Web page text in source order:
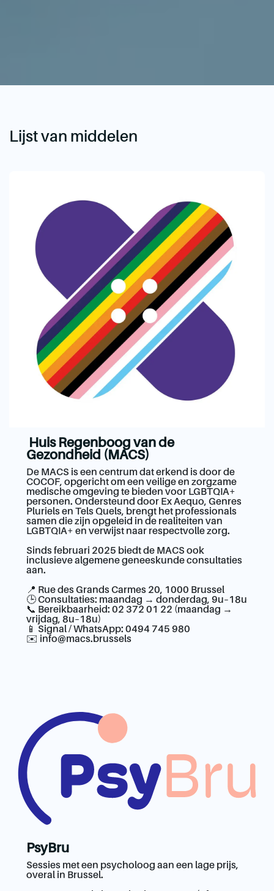
Lijst van middelen
Huis Regenboog van de
Gezondheid (MACS)
De MACS is een centrum dat erkend is door de
COCOF, opgericht om een veilige en zorgzame
medische omgeving te bieden voor LGBTQIA+
personen. Ondersteund door Ex Aequo, Genres
Pluriels en Tels Quels, brengt het professionals
samen die zijn opgeleid in de realiteiten van
LGBTQIA+ en verwijst naar respectvolle zorg.
Sinds februari 2025 biedt de MACS ook
inclusieve algemene geneeskunde consultaties
aan.
📍 Rue des Grands Carmes 20, 1000 Brussel
🕒 Consultaties: maandag → donderdag, 9u–18u
📞 Bereikbaarheid: 02 372 01 22 (maandag →
vrijdag, 8u–18u)
📱 Signal / WhatsApp: 0494 745 980
✉️ info@macs.brussels
PsyBru
Sessies met een psycholoog aan een lage prijs,
overal in Brussel.